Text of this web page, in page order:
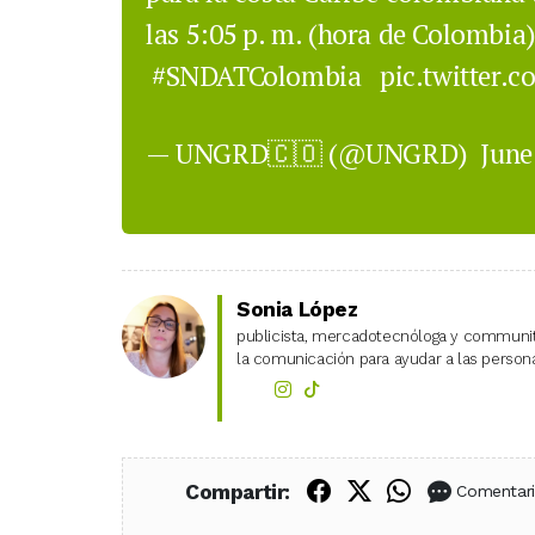
las 5:05 p. m. (hora de
#SNDATColombia
— UNGRD🇨🇴 (@UNGRD)
Sonia López
publicista, mercadotecnóloga y
la comunicación para ayudar a las
Compartir: Compartir en
Compartir en
Compartir